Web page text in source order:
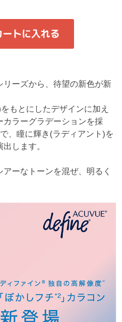
リーズから、待望の新色が新
もとにしたデザインに加え
カラーグラデーションを採
、瞳に輝き(ラディアント)を
します。
ーなトーンを混ぜ、明るく